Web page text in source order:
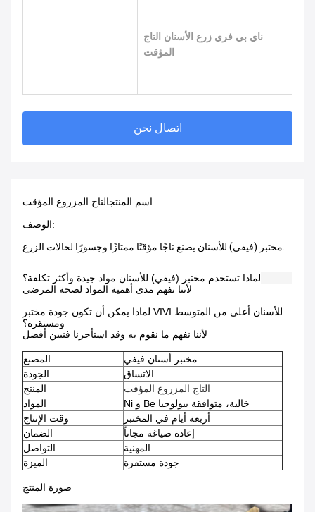
ناي بي فري زرع الأسنان التاج
المؤقت
اتصال نحن
اسم المنتجالتاج المزروع المؤقت
الوصف:
لماذا تستخدم مختبر (فيفي) للأسنان مواد جيدة وأكثر تكلفة؟
لأننا نفهم مدى أهمية المواد لصحة المرضى
لماذا يمكن أن تكون جودة مختبر VIVI للأسنان أعلى من المتوسط
ومستقرة؟
لأننا نفهم ما نقوم به وقد استأجرنا فنيين أفضل
المصنع
مختبر أسنان فيفي
الجودة
الاتساق
المنتج
التاج المزروع المؤقت
المواد
Ni و Be خالية، متوافقة بيولوجيا
وقت الإنتاج
أربعة أيام في المختبر
الضمان
إعادة صياغة مجاناً
التواصل
المهنية
الميزة
جودة مستقرة
صورة المنتج